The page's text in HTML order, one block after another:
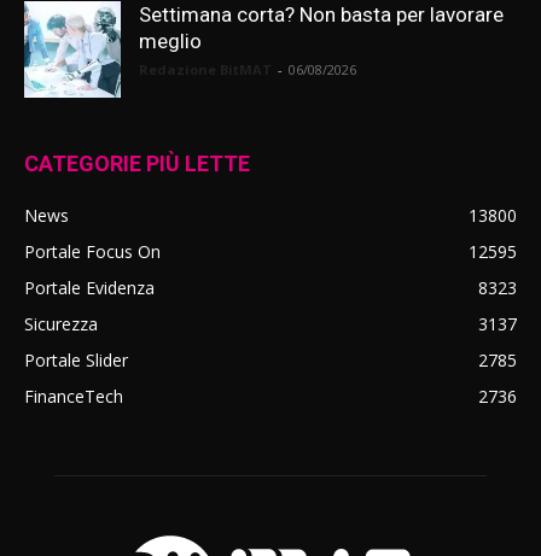
Settimana corta? Non basta per lavorare
meglio
- 06/08/2026
CATEGORIE PIÙ LETTE
News
13800
Portale Focus On
12595
Portale Evidenza
8323
Sicurezza
3137
Portale Slider
2785
FinanceTech
2736